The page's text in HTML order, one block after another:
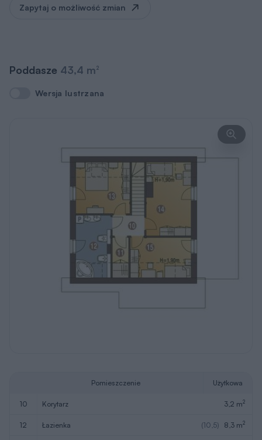
Zapytaj o możliwość zmian
Poddasze 43,4 m2
Wersja lustrzana
Wersja lustrzana
Pomieszczenie Użytkowa
10 korytarz 3,2 m2
12 łazienka (10,5) 8,3 m2